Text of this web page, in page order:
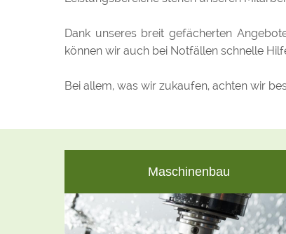
Dank unseres breit gefächerten
können wir auch bei Notfällen schnelle
Bei allem, was wir zukaufen, achten wir
Maschinenbau